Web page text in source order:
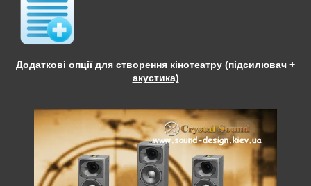
Додаткові опції для створення кінотеатру (підсилювач +
акустика)